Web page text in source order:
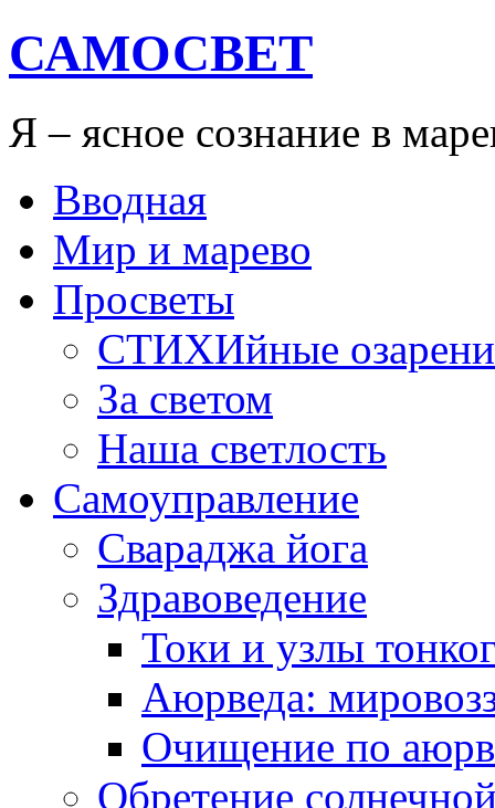
САМОСВЕТ
Я – ясное сознание в
Вводная
Мир и марево
Просветы
СТИХИйные
За светом
Наша светлость
Самоуправление
Свараджа йога
Здравоведение
Токи и узлы
Аюрведа:
Очищение по
Обретение